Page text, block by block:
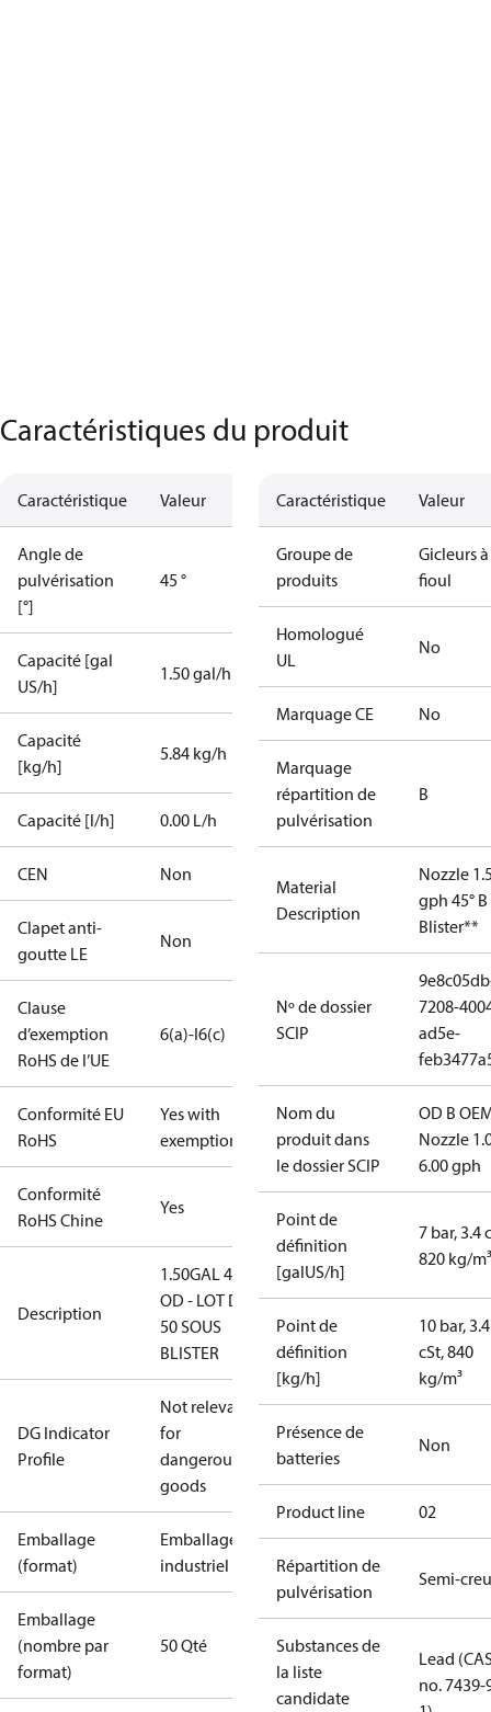
Caractéristiques du produit
Caractéristique Valeur
Angle de
pulvérisation
[°]
45 °
Capacité [gal
US/h]
1.50 gal/h
Capacité
[kg/h]
5.84 kg/h
Capacité [l/h] 0.00 L/h
CEN Non
Clapet anti-
goutte LE
Non
Clause
d’exemption
RoHS de l’UE
6(a)-I6(c)
Conformité EU
RoHS
Yes with
exemptions
Conformité
RoHS Chine
Yes
Description
1.50GAL 45B
OD - LOT DE
50 SOUS
BLISTER
DG Indicator
Profile
Not relevant
for
dangerous
goods
Emballage
(format)
Emballage
industriel
Emballage
(nombre par
format)
50 Qté
Caractéristique Valeur
Groupe de
produits
Gicleurs à
fioul
Homologué
UL
No
Marquage CE No
Marquage
répartition de
pulvérisation
B
Material
Description
Nozzle
gph 45°
Blister**
Nº de dossier
SCIP
7208-
ad5e-
Nom du
produit dans
le dossier SCIP
OD B
Nozzle
6.00 gph
Point de
définition
[galUS/h]
7 bar, 3.4
820 kg/m³
Point de
définition
[kg/h]
10 bar, 3.4
cSt, 840
kg/m³
Présence de
batteries
Non
Product line 02
Répartition de
pulvérisation
Semi-
Substances de
la liste
candidate
Lead
no. 7439-